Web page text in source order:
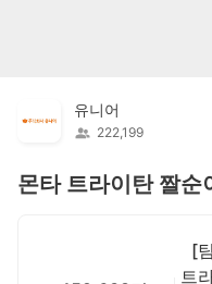
유니어
222,199
몬타 트라이탄 짤순
[
트